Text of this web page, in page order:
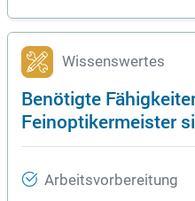
Wissenswertes
Benötigte
Feinoptikermeister
Arbeitsvorbereitung